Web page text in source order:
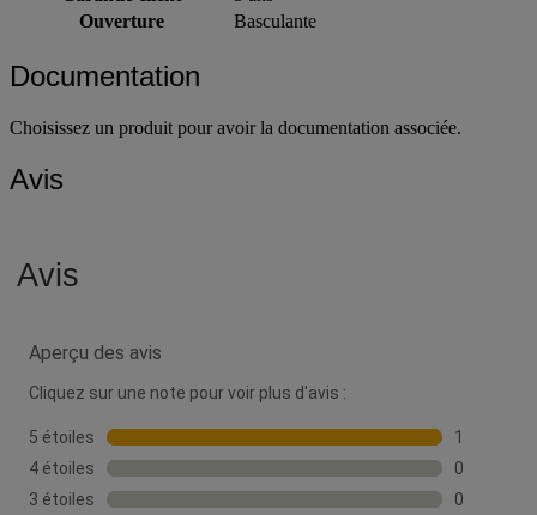
Garantie client
3 ans
Documentation
Avis